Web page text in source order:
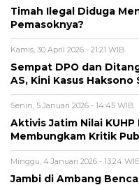
Timah Ilegal Diduga
Pemasoknya?
Kamis, 30 April 2026 - 21:21 WIB
Sempat DPO dan
AS, Kini Kasus
Senin, 5 Januari 2026 - 14:45 WIB
Aktivis Jatim Nilai
Membungkam Kritik
Minggu, 4 Januari 2026 - 13:24
Jambi di Ambang